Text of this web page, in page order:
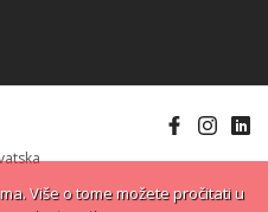
Više o tome možete pročitati u